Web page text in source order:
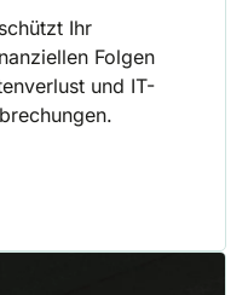
Ihr
Folgen
und IT-